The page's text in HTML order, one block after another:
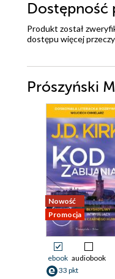
Dostępność
Produkt został
dostępu więcej
Prószyński
Nowość
Promocja
ebook audiobook
33 pkt